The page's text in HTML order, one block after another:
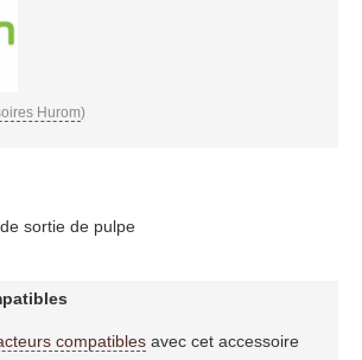
Hurom)
sortie de pulpe
compatiblesavec cet accessoire